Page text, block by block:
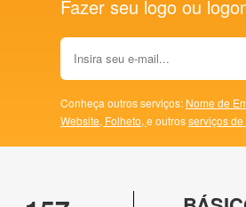
Fazer seu logo ou
Conheça outros serviços: Nome de
Website, Folheto, e outrosserviços